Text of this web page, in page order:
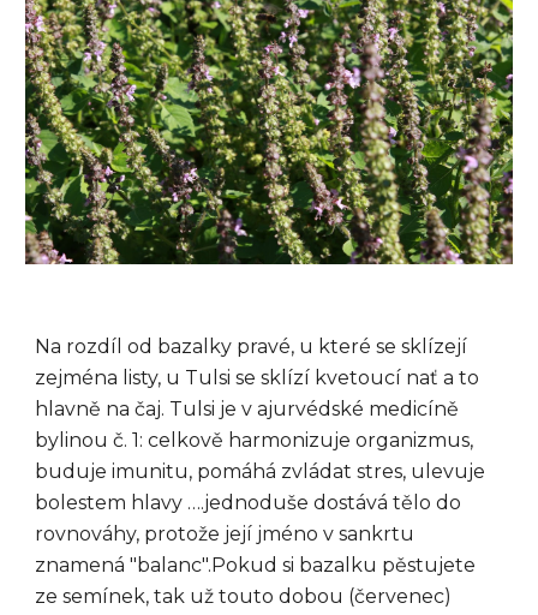
Na rozdíl od bazalky pravé, u které se sklízejí
zejména listy, u Tulsi se sklízí kvetoucí nať a to
hlavně na čaj. Tulsi je v ajurvédské medicíně
bylinou č. 1: celkově harmonizuje organizmus,
buduje imunitu, pomáhá zvládat stres, ulevuje
bolestem hlavy ….jednoduše dostává tělo do
rovnováhy, protože její jméno v sankrtu
znamená "balanc".Pokud si bazalku pěstujete
ze semínek, tak už touto dobou (červenec)